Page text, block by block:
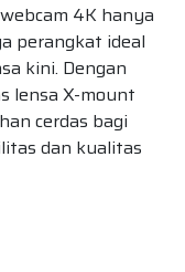
4K hanya
perangkat ideal
kini. Dengan
lensa X-mount
cerdas bagi
dan kualitas